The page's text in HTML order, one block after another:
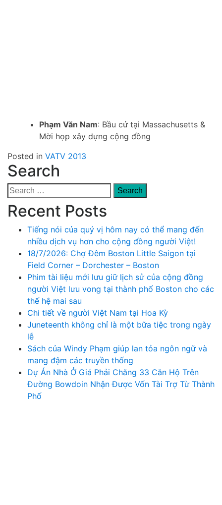
Phạm Văn Nam: Bầu cử tại Massachusetts &
Mời họp xây dựng cộng đồng
Posted in VATV 2013
Search
Search
for:
Recent Posts
Tiếng nói của quý vị hôm nay có thể mang đến
nhiều dịch vụ hơn cho cộng đồng người Việt!
18/7/2026: Chợ Đêm Boston Little Saigon tại
Field Corner – Dorchester – Boston
Phim tài liệu mới lưu giữ lịch sử của cộng đồng
người Việt lưu vong tại thành phố Boston cho các
thế hệ mai sau
Chi tiết về người Việt Nam tại Hoa Kỳ
Juneteenth không chỉ là một bữa tiệc trong ngày
lễ
Sách của Windy Phạm giúp lan tỏa ngôn ngữ và
mang đậm các truyền thống
Dự Án Nhà Ở Giá Phải Chăng 33 Căn Hộ Trên
Đường Bowdoin Nhận Được Vốn Tài Trợ Từ Thành
Phố